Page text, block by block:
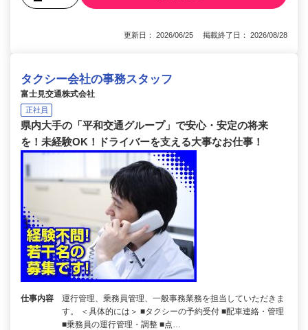
更新日： 2026/06/25 掲載終了日： 2026/08/28
タクシー会社の事務スタッフ
富士見交通株式会社
正社員
県内大手の「平和交通グループ」で安心・安定の将来
を！未経験OK！ドライバーを支える大事なお仕事！
仕事内容
運行管理、乗務員管理、一般事務業務を担当していただきま
す。 ＜具体的には＞ ■タクシーの予約受付 ■配車連絡・管理
■乗務員の運行管理・調整 ■点…